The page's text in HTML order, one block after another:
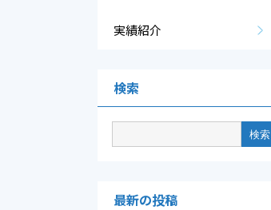
実績紹介
検索
最新の投稿